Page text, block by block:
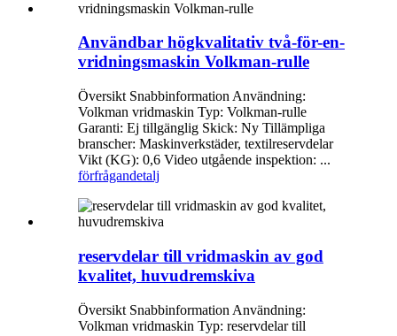
Användbar högkvalitativ två-för-en-
vridningsmaskin Volkman-rulle
Översikt Snabbinformation Användning:
Volkman vridmaskin Typ: Volkman-rulle
Garanti: Ej tillgänglig Skick: Ny Tillämpliga
branscher: Maskinverkstäder, textilreservdelar
Vikt (KG): 0,6 Video utgående inspektion: ...
förfrågandetalj
reservdelar till vridmaskin av god
kvalitet, huvudremskiva
Översikt Snabbinformation Användning:
Volkman vridmaskin Typ: reservdelar till